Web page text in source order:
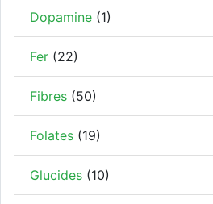
Dopamine (1)
Fer (22)
Fibres (50)
Folates (19)
Glucides (10)